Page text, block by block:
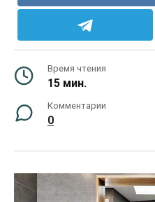
Время чтения
15 мин.
Комментарии
0